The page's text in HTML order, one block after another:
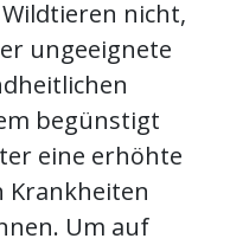
nicht,
ungeeignete
begünstigt
eine erhöhte
Krankheiten
Um auf